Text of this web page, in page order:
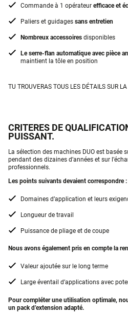
Commande à 1 opérateur efficace et
Paliers et guidages sans entretien
Nombreux accessoires disponibles
Le serre-flan automatique avec pièce
maintient la tôle en position
TU TROUVERAS TOUS LES DÉTAILS SUR
CRITERES DE
PUISSANT.
La sélection des machines DUO est basée
pendant des dizaines d’années et sur
professionnels.
Les points suivants devaient correspondre :
Domaines d’application et leurs
Longueur de travail
Puissance de pliage et de coupe
Nous avons également pris en compte la
Valeur ajoutée sur le long terme
Large éventail d’applications avec
Pour compléter une utilisation optimale,
un pack d’extension adapté.